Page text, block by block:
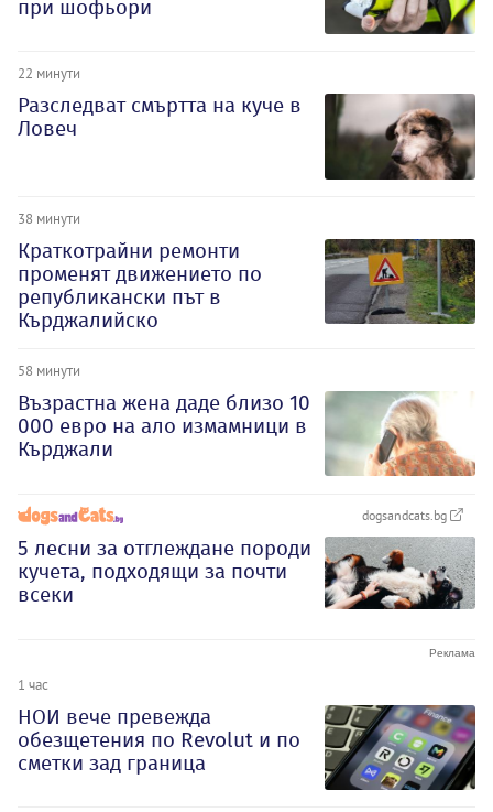
при шофьори
22 минути
Разследват смъртта на куче в
Ловеч
38 минути
Краткотрайни ремонти
променят движението по
републикански път в
Кърджалийско
58 минути
Възрастна жена даде близо 10
000 евро на ало измамници в
Кърджали
dogsandcats.bg
5 лесни за отглеждане породи
кучета, подходящи за почти
всеки
1 час
НОИ вече превежда
обезщетения по Revolut и по
сметки зад граница